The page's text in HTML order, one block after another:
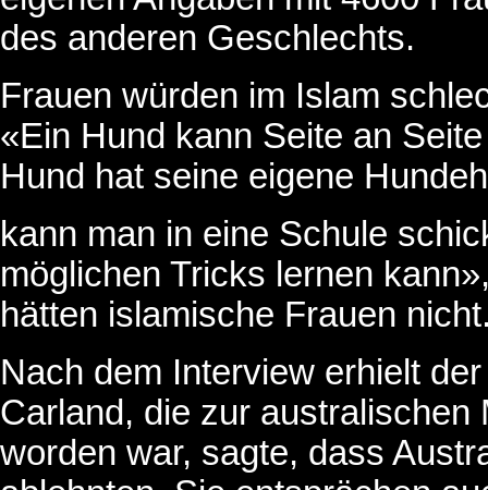
des anderen Geschlechts.
Frauen würden im Islam
«Ein Hund kann Seite an
Hund hat seine eigene
kann man in eine Schule
möglichen Tricks lernen
hätten islamische Frauen
Nach dem Interview erhielt
Carland, die zur
worden war, sagte, dass